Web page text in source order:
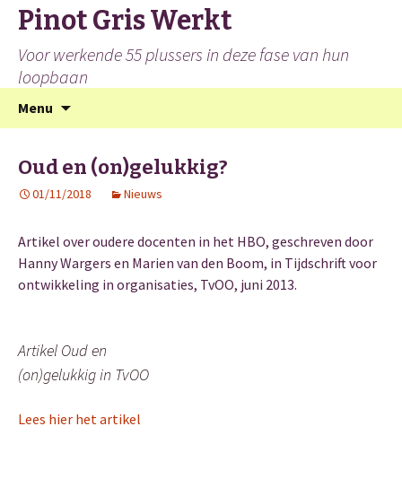
Pinot Gris Werkt
Voor werkende 55 plussers in deze fase van hun
loopbaan
Menu
Oud en (on)gelukkig?
01/11/2018 Nieuws
Artikel over oudere docenten in het HBO, geschreven door
Hanny Wargers en Marien van den Boom, in Tijdschrift voor
ontwikkeling in organisaties, TvOO, juni 2013.
Artikel Oud en
(on)gelukkig in TvOO
Lees hier het artikel